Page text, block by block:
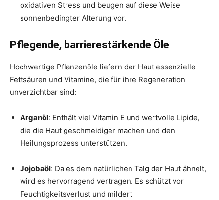
oxidativen Stress und beugen auf diese Weise
sonnenbedingter Alterung vor.
Pflegende, barrierestärkende Öle
Hochwertige Pflanzenöle liefern der Haut essenzielle
Fettsäuren und Vitamine, die für ihre Regeneration
unverzichtbar sind:
Arganöl: Enthält viel Vitamin E und wertvolle Lipide,
die die Haut geschmeidiger machen und den
Heilungsprozess unterstützen.
Jojobaöl: Da es dem natürlichen Talg der Haut ähnelt,
wird es hervorragend vertragen. Es schützt vor
Feuchtigkeitsverlust und mildert